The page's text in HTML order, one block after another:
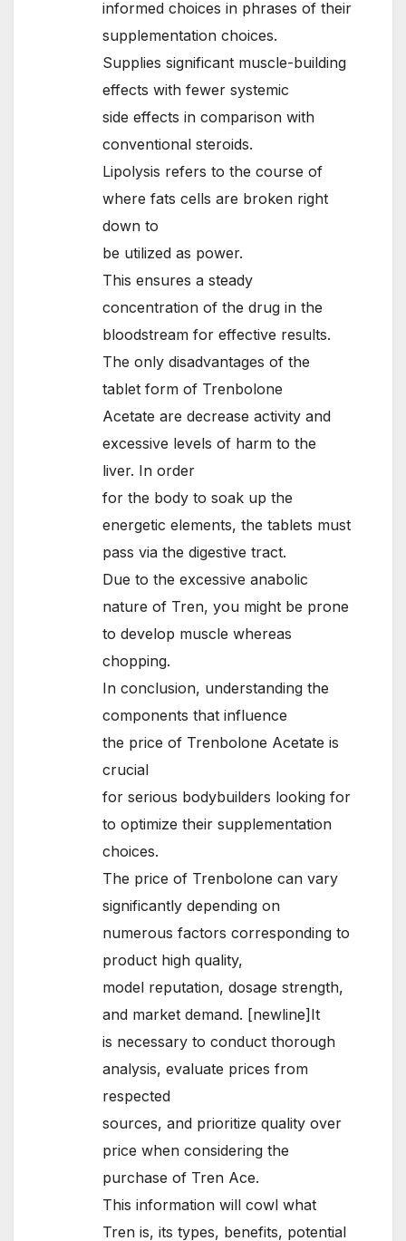
informed choices in phrases of their
supplementation choices.
Supplies significant muscle-building
effects with fewer systemic
side effects in comparison with
conventional steroids.
Lipolysis refers to the course of
where fats cells are broken right
down to
be utilized as power.
This ensures a steady
concentration of the drug in the
bloodstream for effective results.
The only disadvantages of the
tablet form of Trenbolone
Acetate are decrease activity and
excessive levels of harm to the
liver. In order
for the body to soak up the
energetic elements, the tablets must
pass via the digestive tract.
Due to the excessive anabolic
nature of Tren, you might be prone
to develop muscle whereas
chopping.
In conclusion, understanding the
components that influence
the price of Trenbolone Acetate is
crucial
for serious bodybuilders looking for
to optimize their supplementation
choices.
The price of Trenbolone can vary
significantly depending on
numerous factors corresponding to
product high quality,
model reputation, dosage strength,
and market demand. [newline]It
is necessary to conduct thorough
analysis, evaluate prices from
respected
sources, and prioritize quality over
price when considering the
purchase of Tren Ace.
This information will cowl what
Tren is, its types, benefits, potential